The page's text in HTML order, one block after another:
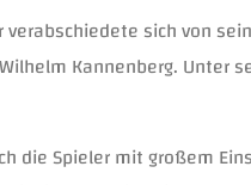
sich von
Kannenberg. Unter
Spieler mit großem